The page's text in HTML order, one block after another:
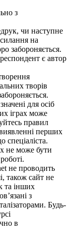
з
чи наступне
на
забороняється.
є автор
творів
для осіб
іграх може
правил
перших
спеціаліста.
не може бути
не проводить
також сайт не
та інших
з
Будь-
в